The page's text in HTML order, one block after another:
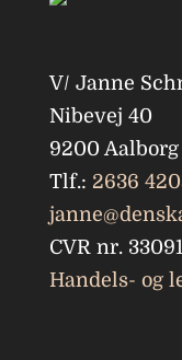
V/ Janne
Nibevej 40
9200 Aalborg
Tlf.: 2636
CVR nr.
Handels- og